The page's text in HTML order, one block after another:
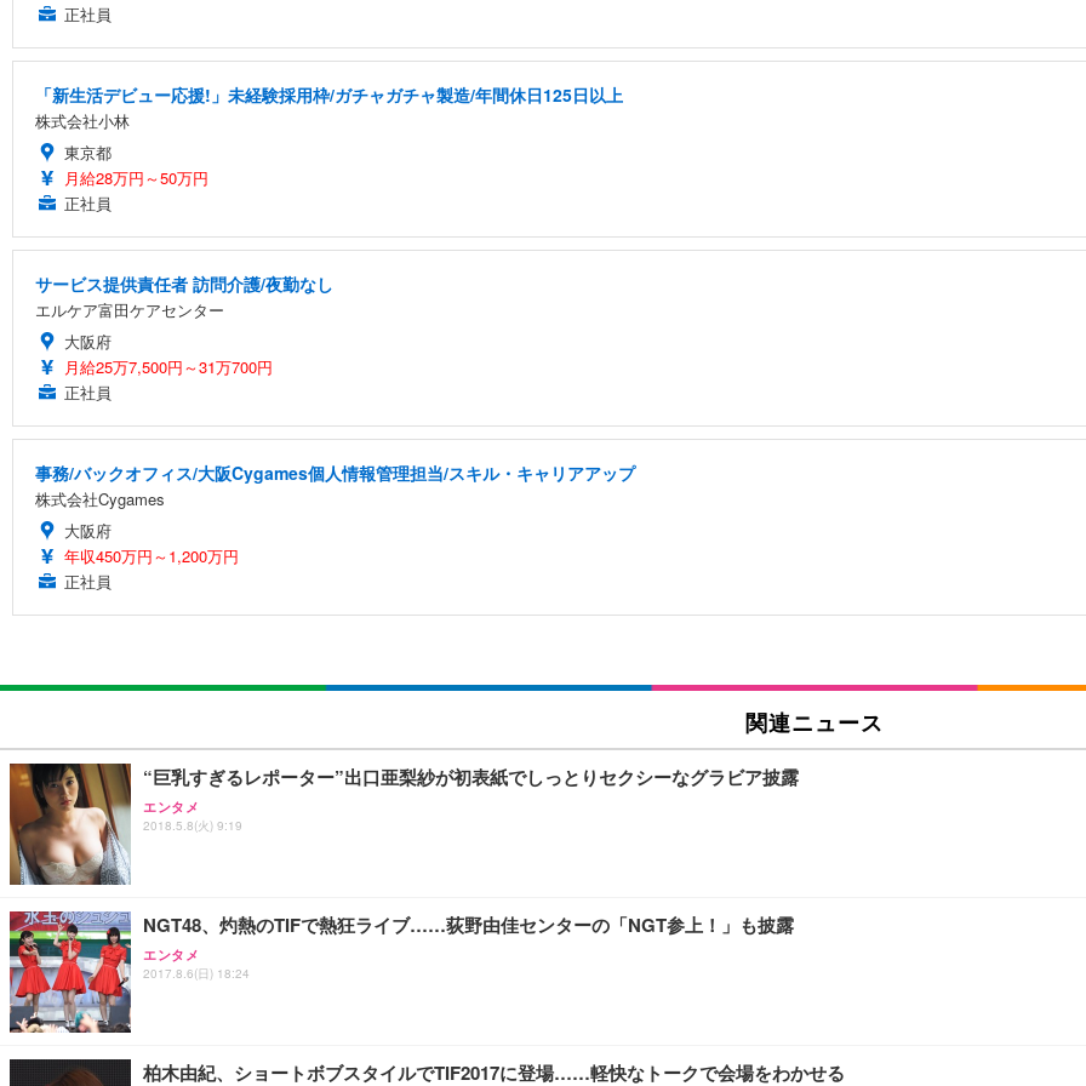
正社員
「新生活デビュー応援!」未経験採用枠/ガチャガチャ製造/年間休日125日以上
株式会社小林
東京都
月給28万円～50万円
正社員
サービス提供責任者 訪問介護/夜勤なし
エルケア富田ケアセンター
大阪府
月給25万7,500円～31万700円
正社員
事務/バックオフィス/大阪Cygames個人情報管理担当/スキル・キャリアアップ
株式会社Cygames
大阪府
年収450万円～1,200万円
正社員
関連ニュース
“巨乳すぎるレポーター”出口亜梨紗が初表紙でしっとりセクシーなグラビア披露
エンタメ
2018.5.8(火) 9:19
NGT48、灼熱のTIFで熱狂ライブ……荻野由佳センターの「NGT参上！」も披露
エンタメ
2017.8.6(日) 18:24
柏木由紀、ショートボブスタイルでTIF2017に登場……軽快なトークで会場をわかせる